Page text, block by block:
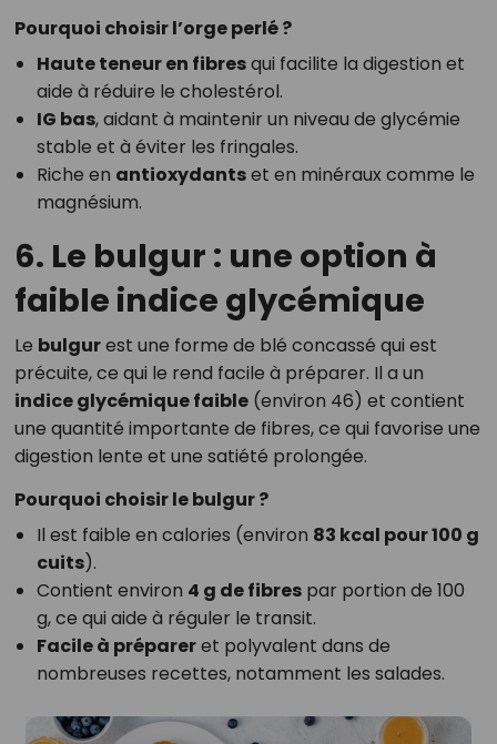
Pourquoi choisir l’orge perlé ?
Haute teneur en fibresqui facilite la digestion et
aide à réduire le cholestérol.
IG bas, aidant à maintenir un niveau de glycémie
stable et à éviter les fringales.
Riche en antioxydantset en minéraux comme le
magnésium.
6. Le bulgur : une option à
faible indice glycémique
Le bulgurest une forme de blé concassé qui est
précuite, ce qui le rend facile à préparer. Il a un
indice glycémique faible(environ 46) et contient
une quantité importante de fibres, ce qui favorise une
digestion lente et une satiété prolongée.
Pourquoi choisir le bulgur ?
Il est faible en calories (environ 83 kcal pour 100 g
cuits).
Contient environ 4 g de fibrespar portion de 100
g, ce qui aide à réguler le transit.
Facile à prépareret polyvalent dans de
nombreuses recettes, notamment les salades.